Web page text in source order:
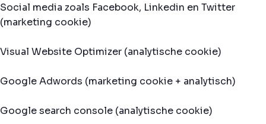
Social media zoals Facebook, Linkedin en Twitter
(marketing cookie)
Visual Website Optimizer (analytische cookie)
Google Adwords (marketing cookie + analytisch)
Google search console (analytische cookie)